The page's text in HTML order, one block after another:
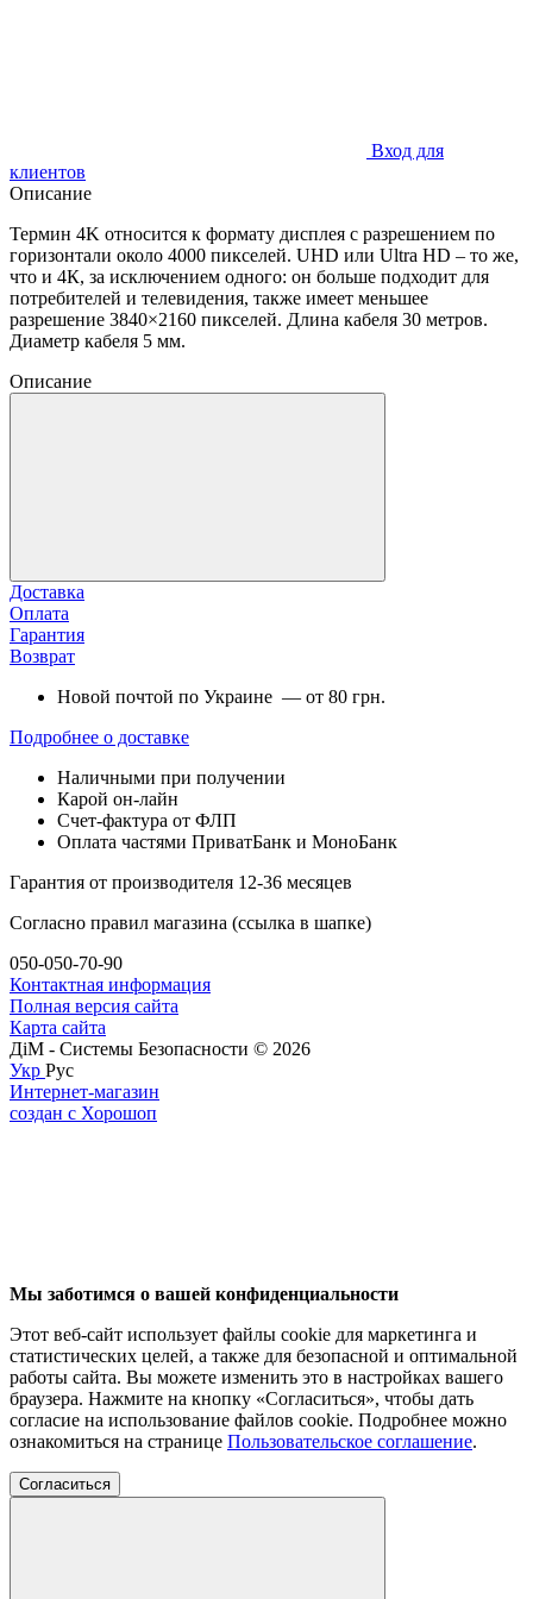
Вход для
клиентов
Описание
Термин 4K относится к формату дисплея с разрешением по
горизонтали около 4000 пикселей. UHD или Ultra HD – то же,
что и 4К, за исключением одного: он больше подходит для
потребителей и телевидения, также имеет меньшее
разрешение 3840×2160 пикселей. Длина кабеля 30 метров.
Диаметр кабеля 5 мм.
Описание
Доставка
Оплата
Гарантия
Возврат
Новой почтой по Украине — от 80 грн.
Подробнее о доставке
Наличными при получении
Карой он-лайн
Счет-фактура от ФЛП
Оплата частями ПриватБанк и МоноБанк
Гарантия от производителя 12-36 месяцев
Согласно правил магазина (ссылка в шапке)
050-050-70-90
Контактная информация
Полная версия сайта
Карта сайта
ДіМ - Системы Безопасности © 2026
Укр Рус
Интернет-магазин
создан с Хорошоп
Мы заботимся о вашей конфиденциальности
Этот веб-сайт использует файлы cookie для маркетинга и
статистических целей, а также для безопасной и оптимальной
работы сайта. Вы можете изменить это в настройках вашего
браузера. Нажмите на кнопку «Согласиться», чтобы дать
согласие на использование файлов cookie. Подробнее можно
ознакомиться на странице Пользовательское соглашение.
Согласиться